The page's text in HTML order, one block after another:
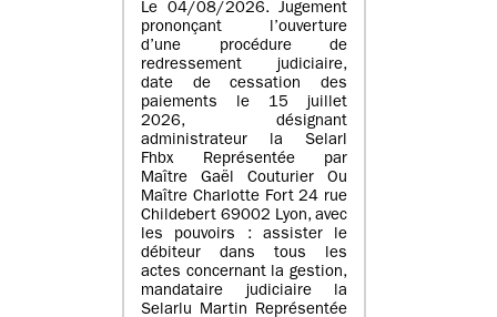
Le 04/08/2026. Jugement
prononçant l’ouverture
d’une procédure de
redressement judiciaire,
date de cessation des
paiements le 15 juillet
2026, désignant
administrateur la Selarl
Fhbx Représentée par
Maître Gaël Couturier Ou
Maître Charlotte Fort 24 rue
Childebert 69002 Lyon, avec
les pouvoirs : assister le
débiteur dans tous les
actes concernant la gestion,
mandataire judiciaire la
Selarlu Martin Représentée